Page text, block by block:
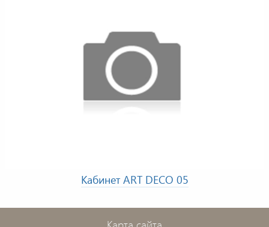
Кабинет ART DECO 05